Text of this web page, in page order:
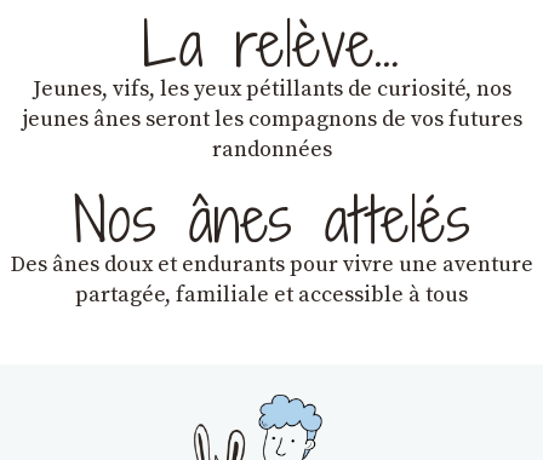
La relève…
Jeunes, vifs, les yeux pétillants de curiosité, nos
jeunes ânes seront les compagnons de vos futures
randonnées
Nos ânes attelés
Des ânes doux et endurantspour vivre une aventure
partagée, familiale et accessible à tous